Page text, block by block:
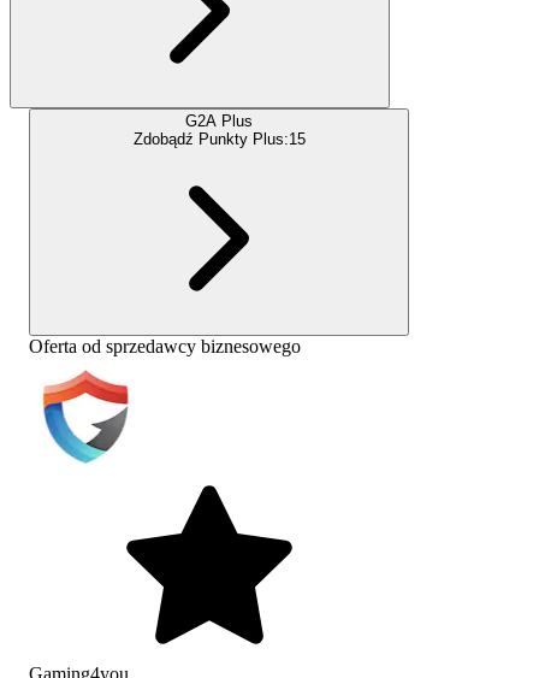
G2A Plus
Zdobądź Punkty Plus:15
Oferta od sprzedawcy biznesowego